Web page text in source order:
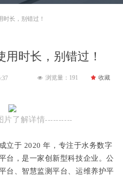
用时长，别错过！
片了解详情----------
立于 2020 年，专注于水务数字
台，是一家创新型科技企业。公
台、智慧监测平台、运维养护平
时长，别错过！
넶 浏览量： 191 끄 收藏